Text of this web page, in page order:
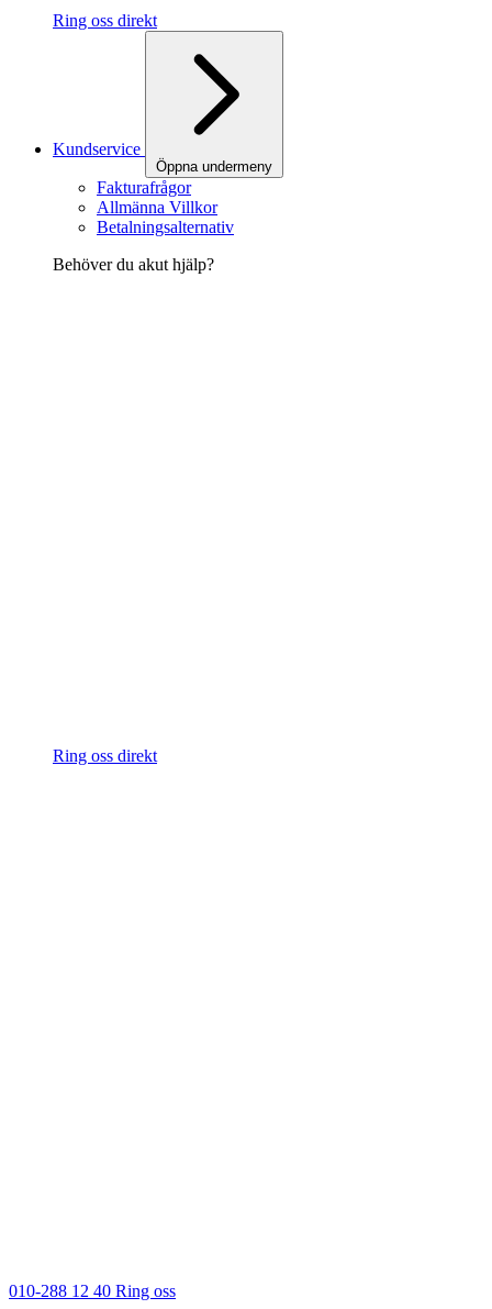
Ring oss direkt
Kundservice
Öppna undermeny
Fakturafrågor
Allmänna Villkor
Betalningsalternativ
Behöver du akut hjälp?
Ring oss direkt
010-288 12 40 Ring oss